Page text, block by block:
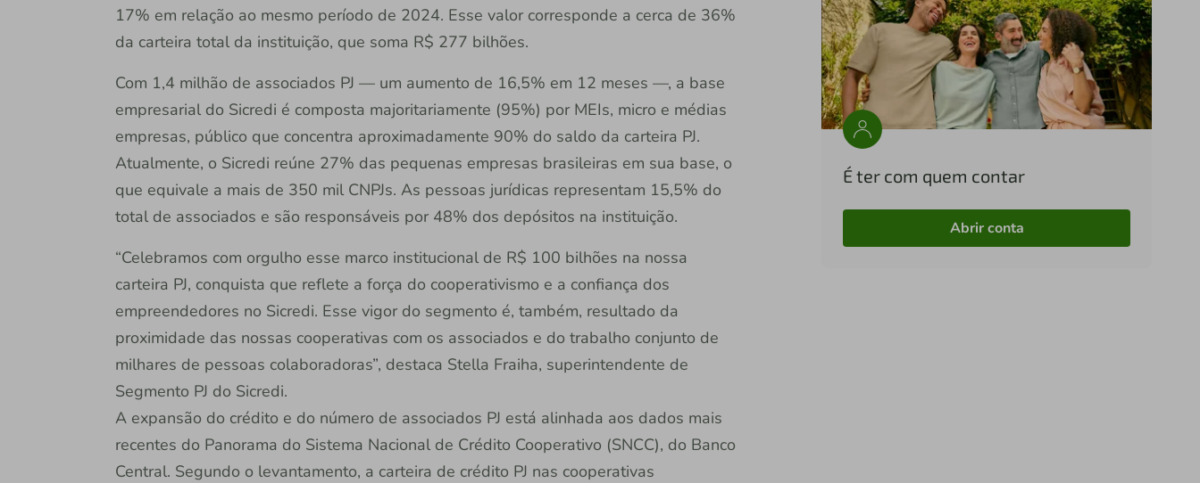
17% em relação ao mesmo período de 2024. Esse valor corresponde a cerca de 36%
da carteira total da instituição, que soma R$ 277 bilhões.
Com 1,4 milhão de associados PJ — um aumento de 16,5% em 12 meses —, a base
empresarial do Sicredi é composta majoritariamente (95%) por MEIs, micro e médias
empresas, público que concentra aproximadamente 90% do saldo da carteira PJ.
Atualmente, o Sicredi reúne 27% das pequenas empresas brasileiras em sua base, o
que equivale a mais de 350 mil CNPJs. As pessoas jurídicas representam 15,5% do
total de associados e são responsáveis por 48% dos depósitos na instituição.
“Celebramos com orgulho esse marco institucional de R$ 100 bilhões na nossa
carteira PJ, conquista que reflete a força do cooperativismo e a confiança dos
empreendedores no Sicredi. Esse vigor do segmento é, também, resultado da
proximidade das nossas cooperativas com os associados e do trabalho conjunto de
milhares de pessoas colaboradoras”, destaca Stella Fraiha, superintendente de
Segmento PJ do Sicredi.
A expansão do crédito e do número de associados PJ está alinhada aos dados mais
recentes do Panorama do Sistema Nacional de Crédito Cooperativo (SNCC), do Banco
Central. Segundo o levantamento, a carteira de crédito PJ nas cooperativas
É ter com quem contar
Abrir conta